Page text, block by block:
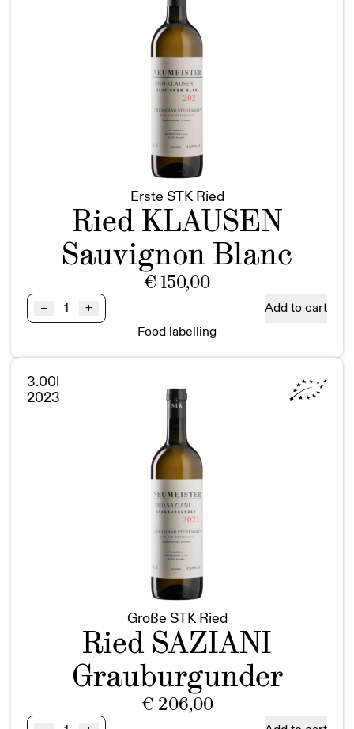
Erste STK Ried
Ried KLAUSEN
Sauvignon Blanc
€ 150,00
–
Ried
KLAUSEN
Blanc
BIO
Doppelmagnum
+
Add to cart
Food labelling
3.00l
2023
Große STK Ried
Ried SAZIANI
Grauburgunder
€ 206,00